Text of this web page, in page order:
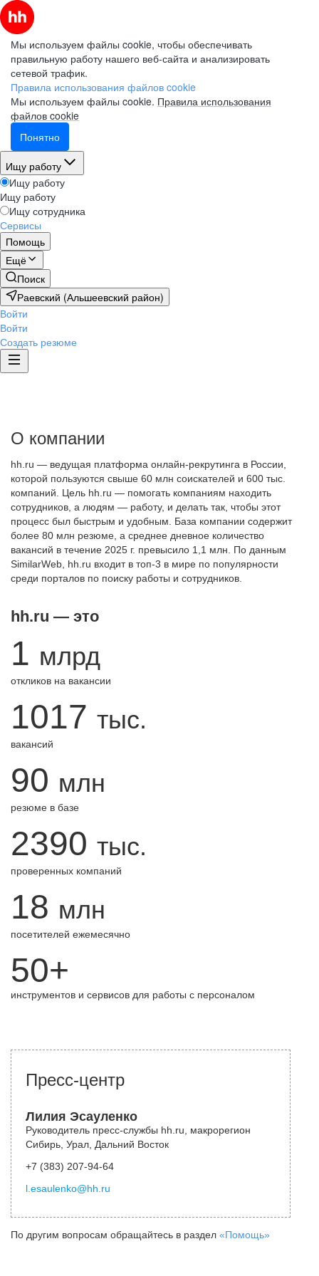
Мы используем файлы cookie, чтобы обеспечивать
правильную работу нашего веб-сайта и анализировать
сетевой трафик.
Правила использования файлов cookie
Мы используем файлы cookie. Правила использования
файлов cookie
Понятно
Ищу работу
Ищу работу
Ищу работу
Ищу сотрудника
Сервисы
Помощь
Ещё
Поиск
Раевский (Альшеевский район)
Войти
Войти
Создать резюме
О компании
hh.ru — ведущая платформа онлайн-рекрутинга в России,
которой пользуются свыше 60 млн соискателей и 600 тыс.
компаний. Цель hh.ru — помогать компаниям находить
сотрудников, а людям — работу, и делать так, чтобы этот
процесс был быстрым и удобным. База компании содержит
более 80 млн резюме, а среднее дневное количество
вакансий в течение 2025 г. превысило 1,1 млн. По данным
SimilarWeb, hh.ru входит в топ-3 в мире по популярности
среди порталов по поиску работы и сотрудников.
hh.ru — это
1 млрд
откликов на вакансии
1017 тыс.
вакансий
90 млн
резюме в базе
2390 тыс.
проверенных компаний
18 млн
посетителей ежемесячно
50+
инструментов и сервисов для работы с персоналом
Пресс-центр
Лилия Эсауленко
Руководитель пресс-службы hh.ru, макрорегион
Сибирь, Урал, Дальний Восток
+7 (383) 207-94-64
l.esaulenko@hh.ru
По другим вопросам обращайтесь в раздел «Помощь»